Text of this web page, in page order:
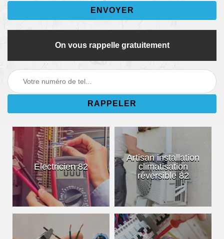
On vous rappelle gratuitement
Electricien 82
Artisan installation
climatisation
réversible 82